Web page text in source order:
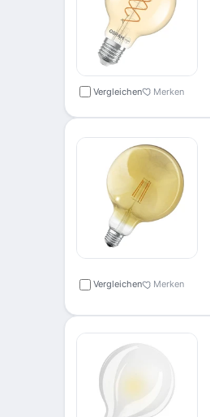
Vergleichen Merken
Vergleichen Merken